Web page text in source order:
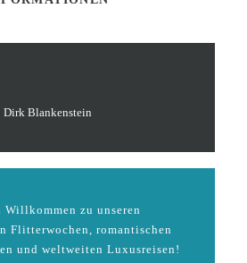
Dirk Blankenstein
Willkommen zu unseren
Flitterwochen, romantischen
und weltweiten Luxusreisen!